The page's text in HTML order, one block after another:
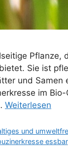
Sie ist
und
im
Weiterlesen
und
essbar